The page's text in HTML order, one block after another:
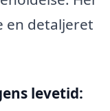
en detaljeret
levetid: